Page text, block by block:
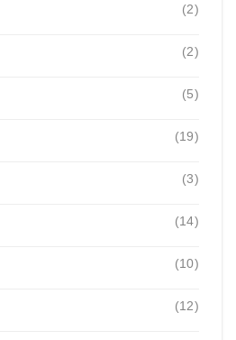
(2)
(2)
(5)
(19)
(3)
(14)
(10)
(12)